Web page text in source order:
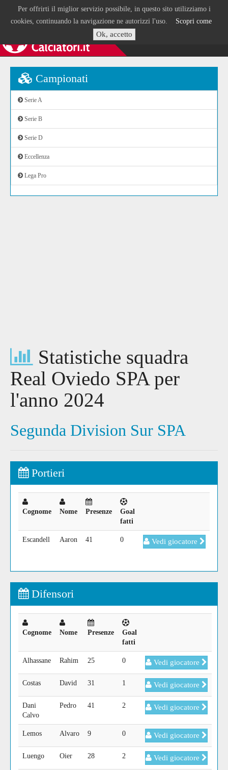
Per offrirti il miglior servizio possibile, in questo sito utilizziamo i
cookies, continuando la navigazione ne autorizzi l'uso. Scopri come
Ok, accetto
Campionati
Serie A
Serie B
Serie D
Eccellenza
Lega Pro
Statistiche squadra
Real Oviedo SPA per
l'anno 2024
Segunda Division Sur SPA
Portieri
Cognome Nome Presenze
Goal
fatti
Escandell Aaron 41 0 Vedi giocatore
Difensori
Cognome Nome Presenze
Goal
fatti
Alhassane Rahim 25 0 Vedi giocatore
Costas David 31 1 Vedi giocatore
Dani
Calvo
Pedro 41 2 Vedi giocatore
Lemos Alvaro 9 0 Vedi giocatore
Luengo Oier 28 2 Vedi giocatore